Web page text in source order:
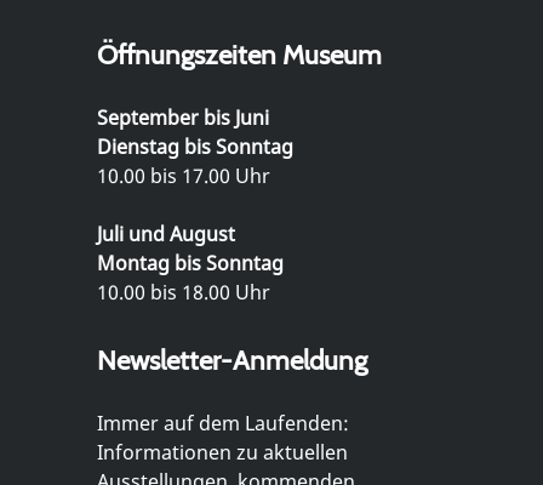
Öffnungszeiten Museum
September bis Juni
Dienstag bis Sonntag
10.00 bis 17.00 Uhr
Juli und August
Montag bis Sonntag
10.00 bis 18.00 Uhr
Newsletter-Anmeldung
Immer auf dem Laufenden:
Informationen zu aktuellen